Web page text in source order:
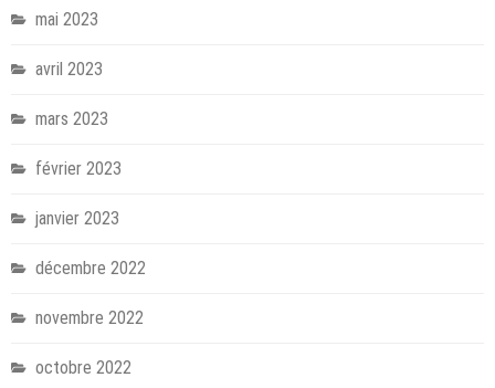
mai 2023
avril 2023
mars 2023
février 2023
janvier 2023
décembre 2022
novembre 2022
octobre 2022